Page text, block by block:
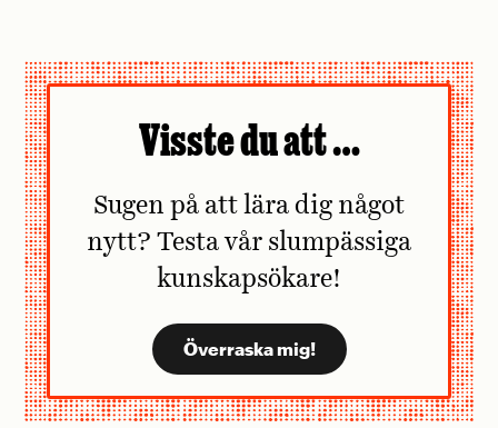
Visste du att …
Sugen på att lära dig något
nytt? Testa vår slumpässiga
kunskapsökare!